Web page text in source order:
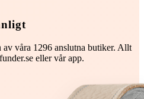
våra 1296 anslutna butiker. Allt
eller vår app.